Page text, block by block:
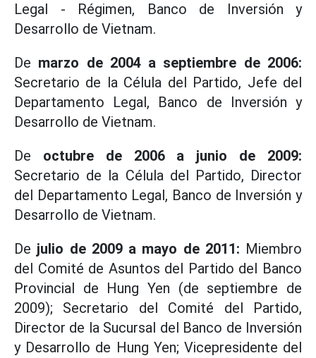
Legal - Régimen, Banco de Inversión y
Desarrollo de Vietnam.
De marzo de 2004 a septiembre de 2006:
Secretario de la Célula del Partido, Jefe del
Departamento Legal, Banco de Inversión y
Desarrollo de Vietnam.
De octubre de 2006 a junio de 2009:
Secretario de la Célula del Partido, Director
del Departamento Legal, Banco de Inversión y
Desarrollo de Vietnam.
De julio de 2009 a mayo de 2011: Miembro
del Comité de Asuntos del Partido del Banco
Provincial de Hung Yen (de septiembre de
2009); Secretario del Comité del Partido,
Director de la Sucursal del Banco de Inversión
y Desarrollo de Hung Yen; Vicepresidente del